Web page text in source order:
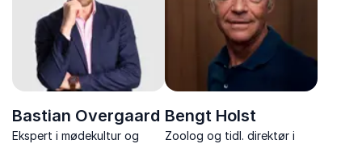
Bastian Overgaard
Ekspert i mødekultur og
Bengt Holst
Zoolog og tidl. direktør i